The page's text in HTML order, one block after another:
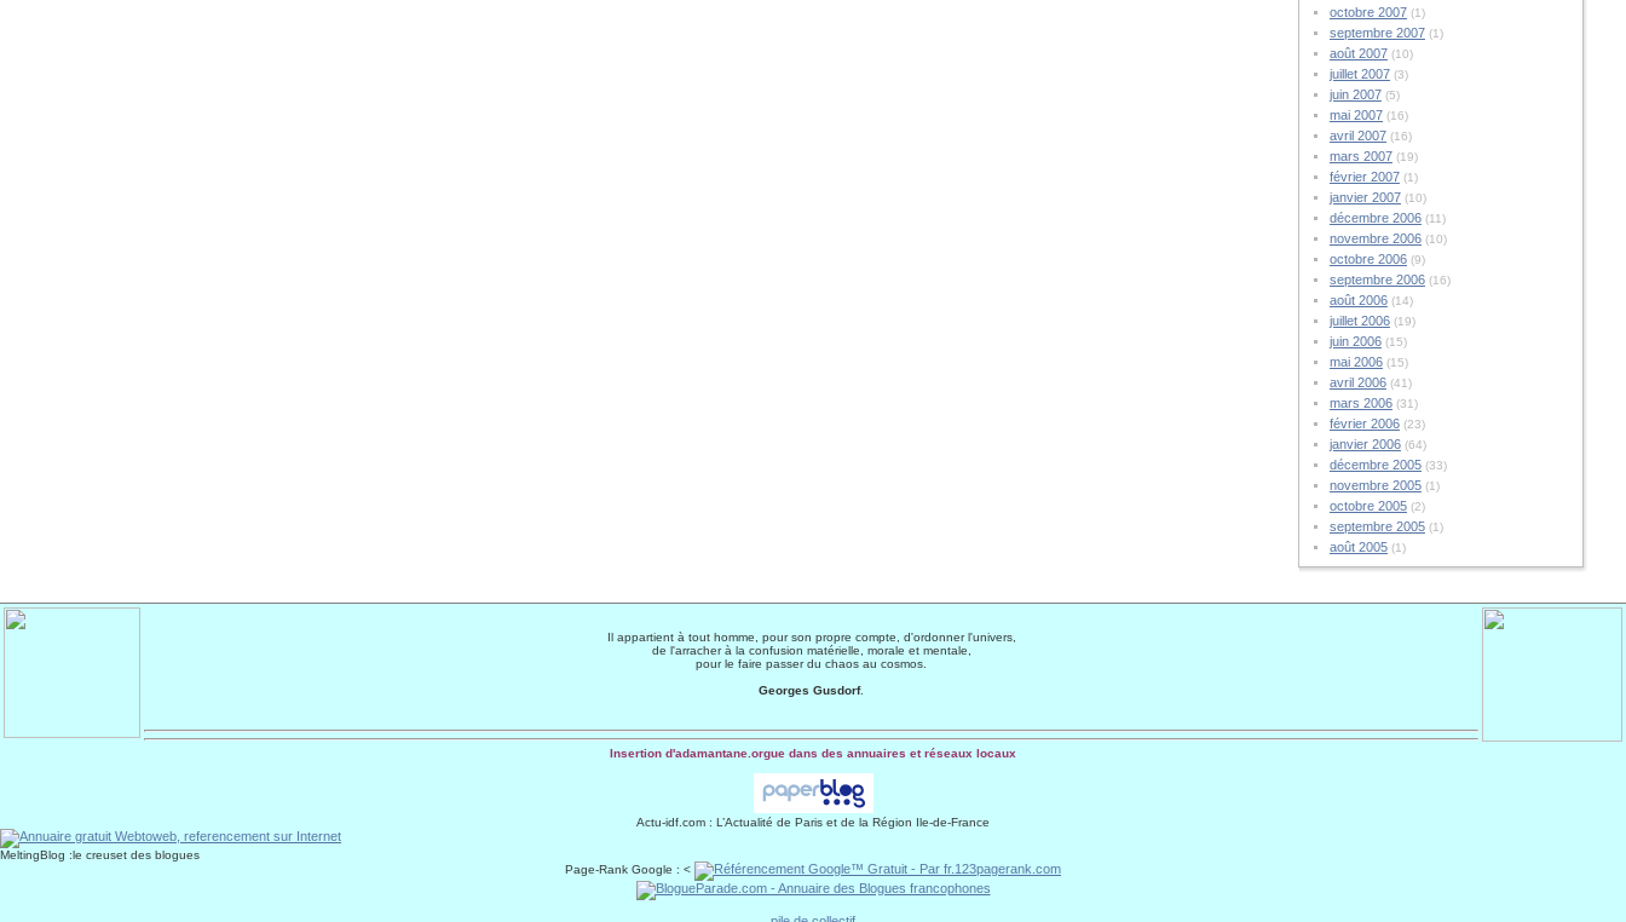
octobre 2007(1)
septembre 2007(1)
août 2007(10)
juillet 2007(3)
juin 2007(5)
mai 2007(16)
avril 2007(16)
mars 2007(19)
février 2007(1)
janvier 2007(10)
décembre 2006(11)
novembre 2006(10)
octobre 2006(9)
septembre 2006(16)
août 2006(14)
juillet 2006(19)
juin 2006(15)
mai 2006(15)
avril 2006(41)
mars 2006(31)
février 2006(23)
janvier 2006(64)
décembre 2005(33)
novembre 2005(1)
octobre 2005(2)
septembre 2005(1)
août 2005(1)
Il appartient à tout homme, pour son propre compte, d'ordonner l'univers,
de l'arracher à la confusion matérielle, morale et mentale,
pour le faire passer du chaos au cosmos.
Georges Gusdorf.
Insertion d'adamantane.orgue dans des annuaires et réseaux locaux
Actu-idf.com : L’Actualité de Paris et de la Région Ile-de-France
MeltingBlog :le creuset des blogues
Page-Rank Google : <